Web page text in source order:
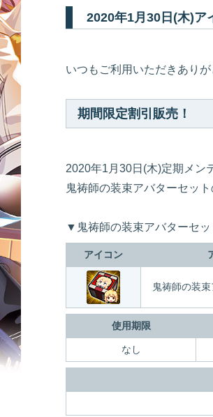
2020年1月30日(木)ア
いつもご利用いただきあり
期間限定割引販売！
2020年1月30日(木)定期メン
鬼祷師の装束アバターセッ
▼鬼祷師の装束アバターセッ
アイコン
鬼祷師の装
使用期限
なし